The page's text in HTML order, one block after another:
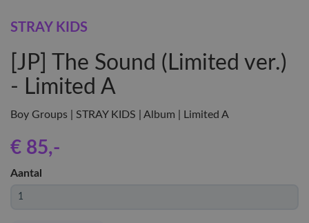
STRAY KIDS
[JP] The Sound (Limited ver.)
- Limited A
Boy Groups | STRAY KIDS | Album | Limited A
€ 85,-
Aantal